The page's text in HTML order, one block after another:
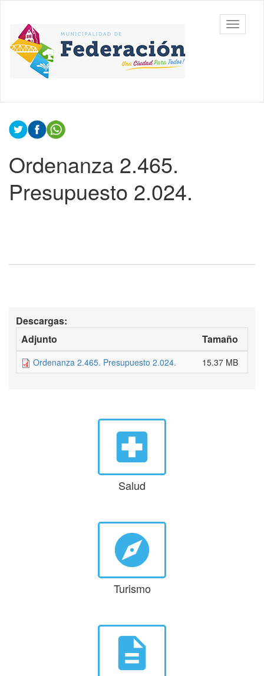
contenido
principal
Municipalidad
de
Federación,
Entre Ríos
barra
Contenido
principal
Ordenanza 2.465.
Presupuesto 2.024.
Descargas:
Adjunto
Tamaño
Ordenanza 2.465. Presupuesto 2.024. 15.37 MB
local_hospital
Salud
explore
Turismo
description